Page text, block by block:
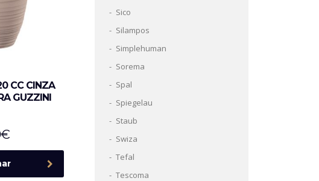
CC CINZA
GUZZINI
€
Sico
Silampos
Simplehuman
Sorema
Spal
Spiegelau
Staub
Swiza
Tefal
Tescoma